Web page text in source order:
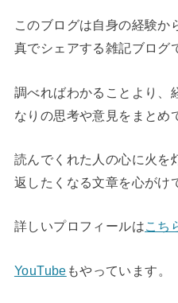
このブログは自身の経験か
真でシェアする雑記ブログ
調べればわかることより、
なりの思考や意見をまとめ
読んでくれた人の心に火を
返したくなる文章を心がけ
詳しいプロフィールはこち
YouTube もやっています。